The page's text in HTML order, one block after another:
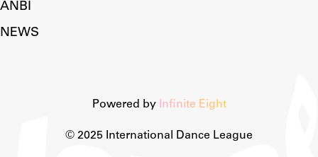
ANBI
NEWS
© 2025 International Dance League
Powered by Infinite Eight